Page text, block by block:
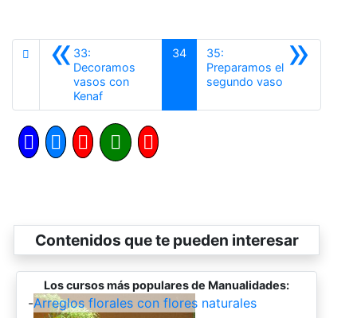
«33:
Decoramos
vasos con
KenafAnterior
34 »
35:
Preparamos el
segundo vasoSiguiente
Contenidos que te pueden interesar
Los cursos más populares de Manualidades:
-Arreglos florales con flores naturales